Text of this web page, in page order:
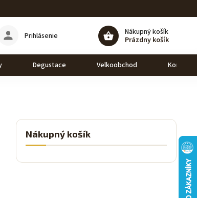
Nákupný košík
Prázdny košík
Prihlásenie
Degustace Velkoobchod Kontakt
Nákupný košík